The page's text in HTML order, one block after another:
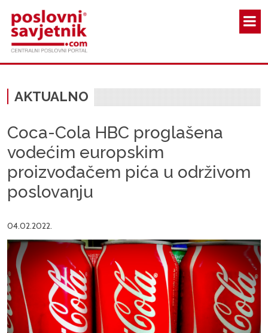
AKTUALNO
Coca-Cola HBC proglašena
vodećim europskim
proizvođačem pića u održivom
poslovanju
04.02.2022.